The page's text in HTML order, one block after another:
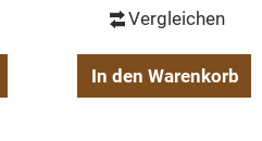
Vergleichen
In den Warenkorb